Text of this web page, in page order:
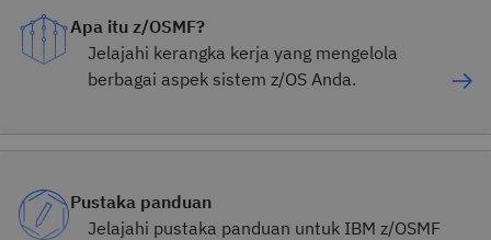
Apa itu z/OSMF?
Jelajahi kerangka kerja yang mengelola
berbagai aspek sistem z/OS Anda.
Pustaka panduan
Jelajahi pustaka panduan untuk IBM z/OSMF